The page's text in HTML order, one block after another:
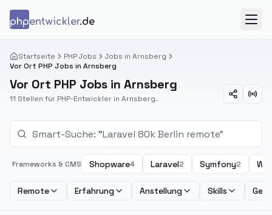
phpentwickler.de
Startseite PHP Jobs
Jobs in Arnsberg
Vor Ort PHP Jobs in Arnsberg
Vor Ort PHP Jobs in Arnsberg
11 Stellen für PHP-Entwickler in Arnsberg.
Frameworks & CMS Shopware4 Laravel2 Symfony2
Remote Erfahrung Anstellung Skills